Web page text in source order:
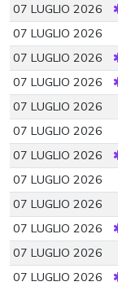
07 LUGLIO 2026
07 LUGLIO 2026
07 LUGLIO 2026
07 LUGLIO 2026
07 LUGLIO 2026
07 LUGLIO 2026
07 LUGLIO 2026
07 LUGLIO 2026
07 LUGLIO 2026
07 LUGLIO 2026
07 LUGLIO 2026
07 LUGLIO 2026